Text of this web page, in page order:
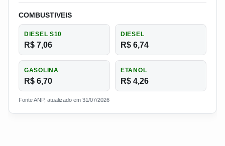
COMBUSTIVEIS
DIESEL S10
R$ 7,06
DIESEL
R$ 6,74
GASOLINA
R$ 6,70
ETANOL
R$ 4,26
Fonte ANP, atualizado em 31/07/2026